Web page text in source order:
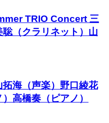
TRIO Concert 三
（クラリネット）山
海（声楽）野口綾花
高橋奏（ピアノ）